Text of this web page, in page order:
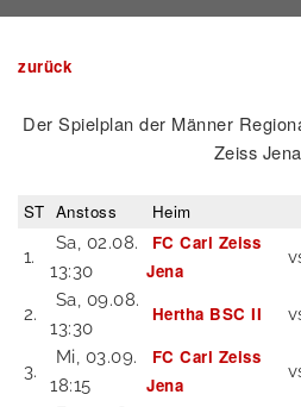
zurück
Der Spielplan der Männer
Zeiss Jena
ST Anstoss Heim
1.
Sa, 02.08.
13:30
FC Carl Zeiss
Jena
2.
Sa, 09.08.
13:30
Hertha BSC II
3.
Mi, 03.09.
18:15
FC Carl Zeiss
Jena